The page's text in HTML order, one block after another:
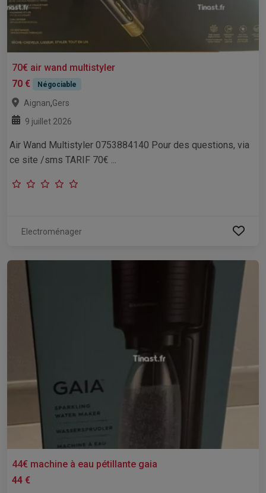
70€ air wand multistyler
70 €
Négociable
Aignan,Gers
9 juillet 2026
Air Wand Multistyler 0753884140 Pour des questions, via
ce site /sms TARIF 70€ ...
Electroménager
44€ machine à eau pétillante gaia
44 €